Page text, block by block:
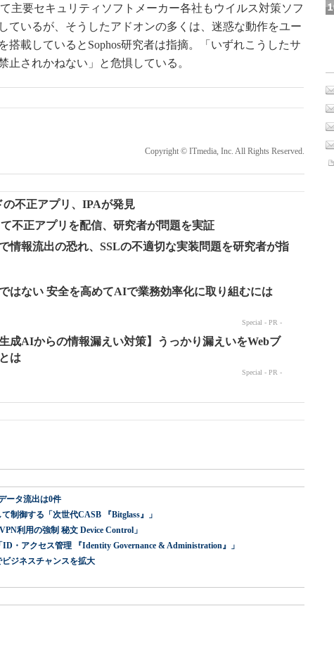
主要セキュリティソフトメーカー各社もウイルス対策ソフ
ているが、そうしたアドオンの多くは、迷惑な動作をユー
搭載しているとSophos研究者は指摘。「いずれこうしたサ
止されかねない」と危惧している。
Copyright © ITmedia, Inc. All Rights Reserved.
の不正アプリ、IPAが発見
不正アプリを配信、研究者が問題を実証
情報流出の恐れ、SSLの不適切な実装問題を研究者が指
ータ流出は0件
制御する「次世代CASB 『Bitglass』」
利用の強制 秘文 Device Control」
・アクセス管理 『Identity Governance & Administration』」
ジネスチャンスを拡大